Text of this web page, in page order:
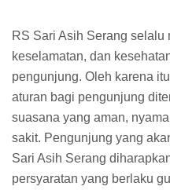
RS Sari Asih Serang selalu
keselamatan, dan
pengunjung. Oleh karena
aturan bagi pengunjung
suasana yang aman,
sakit. Pengunjung yang
Sari Asih Serang
persyaratan yang berlaku